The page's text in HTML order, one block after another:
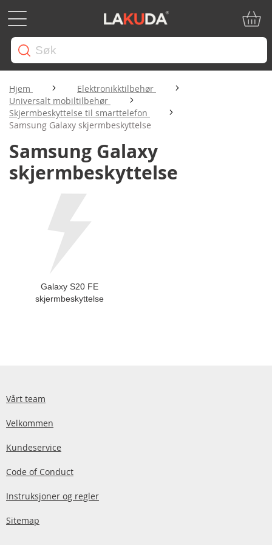
Hjem
Elektronikktilbehør
Universalt mobiltilbehør
Skjermbeskyttelse til smarttelefon
Samsung Galaxy skjermbeskyttelse
Samsung Galaxy
skjermbeskyttelse
Galaxy S20 FE
skjermbeskyttelse
Vårt team
Velkommen
Kundeservice
Code of Conduct
Instruksjoner og regler
Sitemap